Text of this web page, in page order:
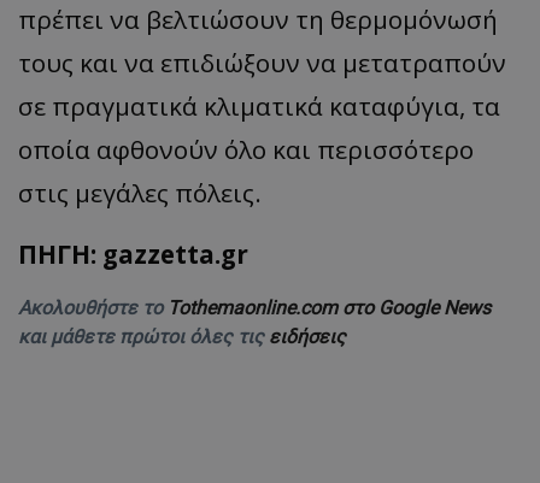
πρέπει να βελτιώσουν τη θερμομόνωσή
τους και να επιδιώξουν να μετατραπούν
σε πραγματικά κλιματικά καταφύγια, τα
οποία αφθονούν όλο και περισσότερο
στις μεγάλες πόλεις.
ΠΗΓΗ: gazzetta.gr
Ακολουθήστε το Tothemaonline.com στο Google News
και μάθετε πρώτοι όλες τις ειδήσεις